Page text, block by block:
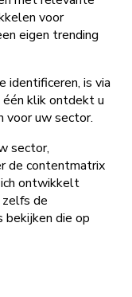
voor
eigen trending
identificeren, is via
klik ontdekt u
voor uw sector.
sector,
de contentmatrix
ontwikkelt
de
bekijken die op